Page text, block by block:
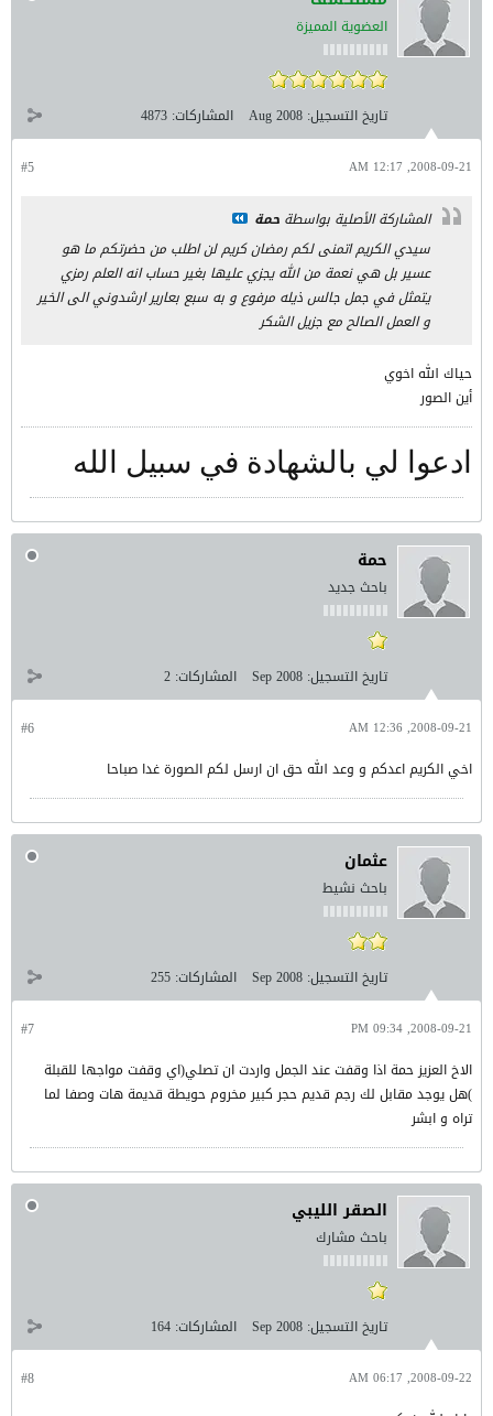
العضوية المميزة
تاريخ التسجيل: Aug 2008 المشاركات: 4873
#5 2008-09-21, 12:17 AM
المشاركة الأصلية بواسطة حمة
سيدي الكريم اتمنى لكم رمضان كريم لن اطلب من حضرتكم ما هو
عسير بل هي نعمة من الله يجزي عليها بغير حساب انه العلم رمزي
يتمثل في جمل جالس ذيله مرفوع و به سبع بعارير ارشدوني الى الخير
و العمل الصالح مع جزيل الشكر
حياك الله اخوي
أين الصور
ادعوا لي بالشهادة في سبيل الله
حمة
باحث جديد
تاريخ التسجيل: Sep 2008 المشاركات: 2
#6 2008-09-21, 12:36 AM
اخي الكريم اعدكم و وعد الله حق ان ارسل لكم الصورة غدا صباحا
عثمان
باحث نشيط
تاريخ التسجيل: Sep 2008 المشاركات: 255
#7 2008-09-21, 09:34 PM
الاخ العزيز حمة اذا وقفت عند الجمل واردت ان تصلي(اي وقفت مواجها للقبلة
)هل يوجد مقابل لك رجم قديم حجر كبير مخروم حويطة قديمة هات وصفا لما
تراه و ابشر
الصقر الليبي
باحث مشارك
تاريخ التسجيل: Sep 2008 المشاركات: 164
#8 2008-09-22, 06:17 AM